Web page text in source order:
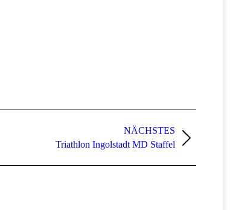
NÄCHSTES
Triathlon Ingolstadt MD Staffel